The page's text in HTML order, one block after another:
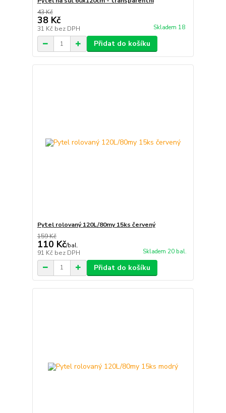
43 Kč
38 Kč
31 Kč bez DPH Skladem 18
Přidat do košíku
Pytel rolovaný 120L/80my 15ks červený
159 Kč
110 Kč/bal.
91 Kč bez DPH Skladem 20 bal.
Přidat do košíku